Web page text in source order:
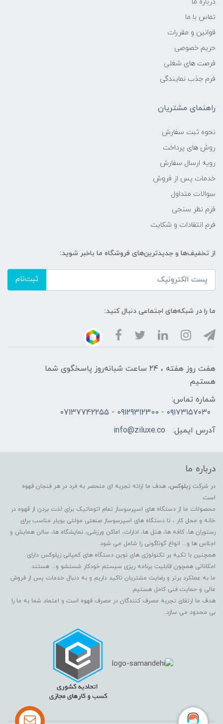
تماس با ما
قوانین و مقررات
حریم خصوصی
فرصت های شغلی
فرم جذب نمایندگی
راهنمای مشتریان
نحوه ثبت سفارش
روش های پرداخت
رویه ارسال سفارش
خدمات پس از فروش
سوالات متداول
فرم نظر سنجی
فرم انتقادات و شکایت
از تخفیف‌ها و جدیدترین‌های فروشگاه ما باخبر شوید:
ثبت‌نام
ما را در شبکه‌های اجتماعی دنبال کنید:
هفت روز هفته ، ۲۴ ساعت شبانه‌روز پاسخگوی شما
هستیم
شماره تماس:
۰۹۱۷۳۱۵۷۰۳۰ - 09129312300 - 07137742255
آدرس ایمیل:
info@ziluxe.co
درباره ما
در شرکت زیلوکس، هدف ما ارائه تجربه ای منحصر به فرد در هر فنجان قهوه
است.
محصولات ما از دستگاه های اسپرسوساز تمام اتوماتیک برای لذت بردن از قهوه در
خانه و محل کار ، تا دستگاه های اسپرسوساز صنعتی مولتی بویلر مناسب برای
رستوران ها، کافه ها، هتل ها، ادارات، اماکن ورزشی، نمایشگاه ها، سالن همایش و
اجلاس ها و... انواع گوناگونی را شامل می شود.
همچنین با تکیه بر تکنولوژی های نوین دستگاه های کمپانی زیلوکس دارای
امکاناتی همچون قابلیت برنامه ریزی سیستم خودکار شستشو و... هستند.
ما به عملکرد برتر و رضایت مشتریان تاکید داریم و به دنبال خدمات پس از فروش
عالی و حمایت فنی کامل هستیم.
هدف ما ارتقای تجربه مصرف کنندگان در مصرف قهوه است و اعتماد شما به ما را
بی محدود می سازد.